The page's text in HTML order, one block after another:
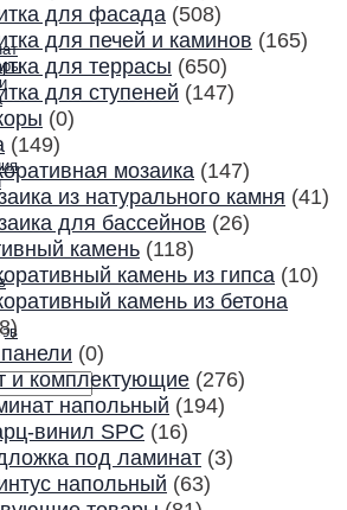
для фасада (508)
для печей и каминов (165)
для террасы (650)
для ступеней (147)
(0)
(149)
мозаика (147)
из натурального камня (41)
для бассейнов (26)
камень (118)
камень из гипса (10)
камень из бетона
(0)
и комплектующие (276)
напольный (194)
винил SPC (16)
под ламинат (3)
напольный (63)